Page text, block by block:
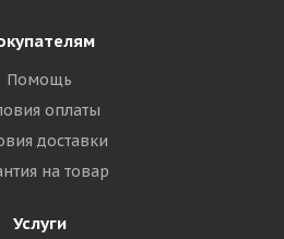
Помощь
оплаты
доставки
на товар
Услуги